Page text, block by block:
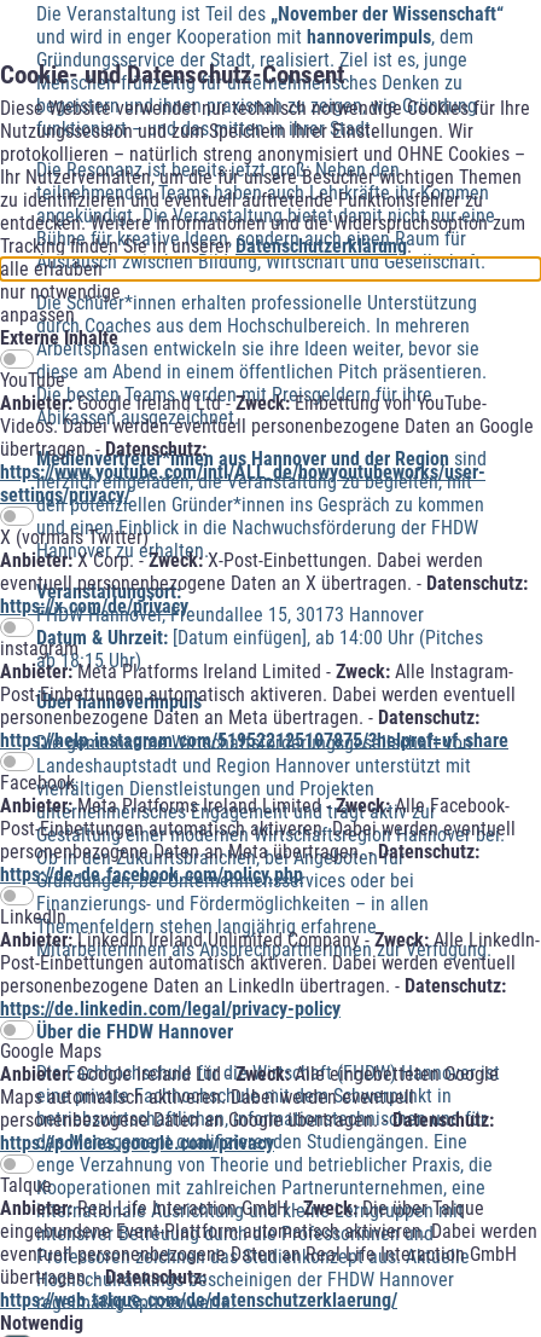
Cookie- und Datenschutz-Consent
Diese Website verwendet nur technisch notwendige Cookies für Ihre
Nutzungssession und zum Speichern Ihrer Einstellungen. Wir
protokollieren – natürlich streng anonymisiert und OHNE Cookies –
Ihr Nutzerverhalten, um die für unsere Besucher wichtigen Themen
zu identifizieren und eventuell auftretende Funktionsfehler zu
entdecken. Weitere Informationen und die Widerspruchsoption zum
Tracking finden Sie in unserer Datenschutzerklärung.
alle erlauben
nur notwendige
anpassen
Externe Inhalte
YouTube
Anbieter:Google Ireland Ltd -Zweck:Einbettung von YouTube-
Videos. Dabei werden eventuell personenbezogene Daten an Google
übertragen. -Datenschutz:
https://www.youtube.com/intl/ALL_de/howyoutubeworks/user-
settings/privacy/
X (vormals Twitter)
Anbieter:X Corp. -Zweck:X-Post-Einbettungen. Dabei werden
eventuell personenbezogene Daten an X übertragen. - Datenschutz:
https://x.com/de/privacy
instagram
Anbieter:Meta Platforms Ireland Limited - Zweck: Alle Instagram-
Post-Einbettungen automatisch aktiveren. Dabei werden eventuell
personenbezogene Daten an Meta übertragen. - Datenschutz:
https://help.instagram.com/519522125107875/?helpref=uf_share
Facebook
Anbieter:Meta Platforms Ireland Limited -Zweck:Alle Facebook-
Post-Einbettungen automatisch aktiveren. Dabei werden eventuell
personenbezogene Daten an Meta übertragen. - Datenschutz:
https://de-de.facebook.com/policy.php
LinkedIn
Anbieter:LinkedIn Ireland Unlimited Company -Zweck:Alle LinkedIn-
Post-Einbettungen automatisch aktiveren. Dabei werden eventuell
personenbezogene Daten an LinkedIn übertragen. - Datenschutz:
https://de.linkedin.com/legal/privacy-policy
Google Maps
Anbieter:Google Ireland Ltd -Zweck:Alle eingebetteten Google
Maps automatisch aktiveren. Dabei werden eventuell
personenbezogene Daten an Google übertragen. -Datenschutz:
https://policies.google.com/privacy
Talque
Anbieter:Real Life Interaction GmbH -Zweck:Die über Talque
eingebundene Event-Plattform automatisch aktivieren. Dabei werden
eventuell personenbezogene Daten an Real Life Interaction GmbH
übertragen. -Datenschutz:
https://web.talque.com/de/datenschutzerklaerung/
Notwendig
Die Veranstaltung ist Teil des „November der Wissenschaft“
und wird in enger Kooperation mit hannoverimpuls, dem
Gründungsservice der Stadt, realisiert. Ziel ist es, junge
Menschen frühzeitig für unternehmerisches Denken zu
begeistern und ihnen praxisnah zu zeigen, wie Gründung
funktioniert – und das mitten in ihrer Stadt.
Die Resonanz ist bereits jetzt groß: Neben den
teilnehmenden Teams haben auch Lehrkräfte ihr Kommen
angekündigt. Die Veranstaltung bietet damit nicht nur eine
Bühne für kreative Ideen, sondern auch einen Raum für
Austausch zwischen Bildung, Wirtschaft und Gesellschaft.
Die Schüler*innen erhalten professionelle Unterstützung
durch Coaches aus dem Hochschulbereich. In mehreren
Arbeitsphasen entwickeln sie ihre Ideen weiter, bevor sie
diese am Abend in einem öffentlichen Pitch präsentieren.
Die besten Teams werden mit Preisgeldern für ihre
Abikassen ausgezeichnet.
Medienvertreter*innen aus Hannover und der Region sind
herzlich eingeladen, die Veranstaltung zu begleiten, mit
den potenziellen Gründer*innen ins Gespräch zu kommen
und einen Einblick in die Nachwuchsförderung der FHDW
Hannover zu erhalten.
Veranstaltungsort:
FHDW Hannover, Freundallee 15, 30173 Hannover
Datum & Uhrzeit: [Datum einfügen], ab 14:00 Uhr (Pitches
ab 18:15 Uhr)
Über hannoverimpuls
Die gemeinsame Wirtschaftsförderungsgesellschaft von
Landeshauptstadt und Region Hannover unterstützt mit
vielfältigen Dienstleistungen und Projekten
unternehmerisches Engagement und trägt aktiv zur
Gestaltung einer modernen Wirtschaftsregion Hannover bei.
Ob in den Zukunftsbranchen, bei Angeboten für
Gründungen, bei Unternehmensservices oder bei
Finanzierungs- und Fördermöglichkeiten – in allen
Themenfeldern stehen langjährig erfahrene
Mitarbeiterinnen als Ansprechpartnerinnen zur Verfügung.
Über die FHDW Hannover
Die Fachhochschule für die Wirtschaft (FHDW) Hannover ist
eine private Fachhochschule mit dem Schwerpunkt in
betriebswirtschaftlichen, informationstechnischen und für
das Management qualifizierenden Studiengängen. Eine
enge Verzahnung von Theorie und betrieblicher Praxis, die
Kooperationen mit zahlreichen Partnerunternehmen, eine
internationale Ausrichtung und kleine Lerngruppen mit
intensiver Betreuung durch die Professorinnen und
Professoren zeichnen das Studienkonzept aus. Aktuelle
Hochschulrankings bescheinigen der FHDW Hannover
regelmäßig Spitzenwerte.